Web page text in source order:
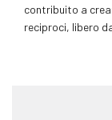
contribuito a
reciproci, libero